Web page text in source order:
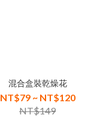
混合盒裝乾燥花
NT$79 ~ NT$120
NT$149